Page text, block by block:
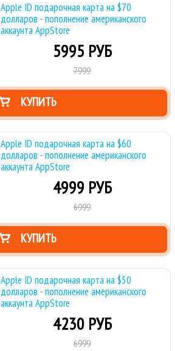
Apple ID подарочная карта на $70
долларов - пополнение американского
аккаунта AppStore
5995 РУБ
7999
КУПИТЬ
Apple ID подарочная карта на $60
долларов - пополнение американского
аккаунта AppStore
4999 РУБ
6999
КУПИТЬ
Apple ID подарочная карта на $50
долларов - пополнение американского
аккаунта AppStore
4230 РУБ
6999